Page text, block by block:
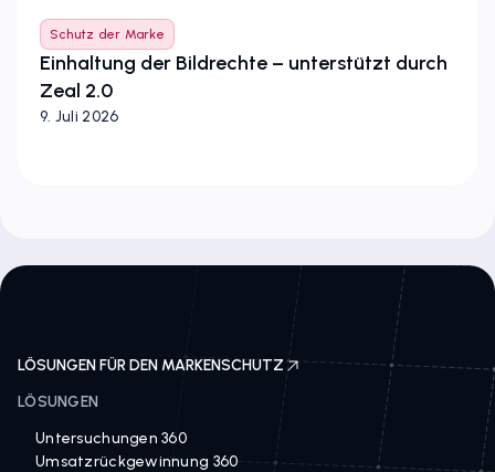
Schutz der Marke
Einhaltung der Bildrechte – unterstützt durch
Zeal 2.0
9. Juli 2026
LÖSUNGEN FÜR DEN MARKENSCHUTZ
LÖSUNGEN
Untersuchungen 360
Umsatzrückgewinnung 360